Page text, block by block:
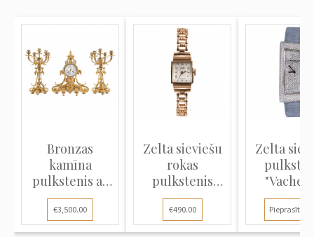
Bronzas
kamīna
pulkstenis ar
svečturiem
€3,500.00
Zelta sieviešu
rokas
pulkstenis
"Jolus"
€490.00
Zelta
Pieprasīt